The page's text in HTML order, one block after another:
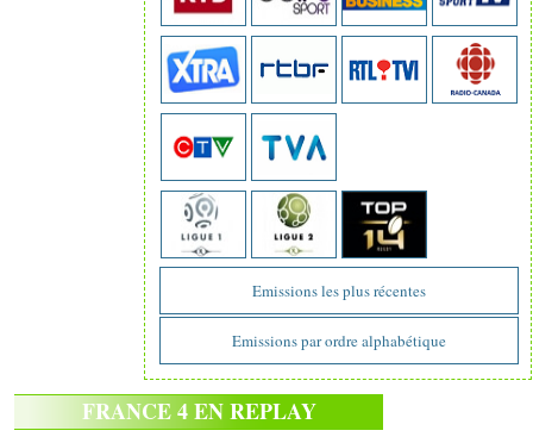
Emissions les plus récentes
Emissions par ordre alphabétique
FRANCE 4 EN REPLAY